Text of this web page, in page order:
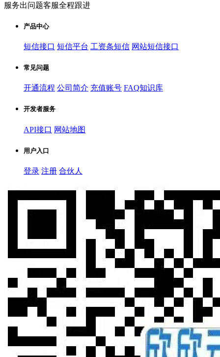
服务出问题客服全程跟进
产品中心
短信接口 短信平台 工资条短信 网站短信接口
常见问题
开通流程 公司简介 充值账号 FAQ知识库
开发者服务
API接口 网站地图
用户入口
登录 注册 合伙人